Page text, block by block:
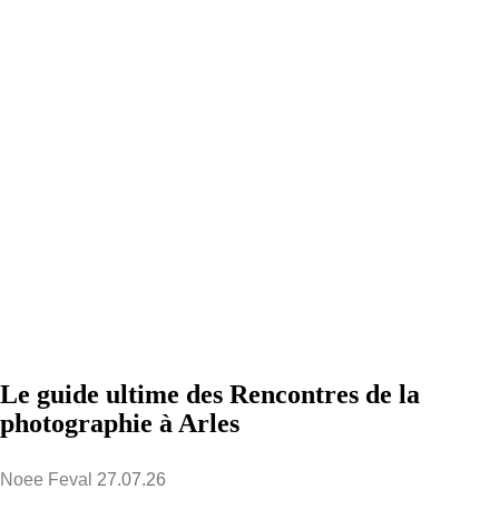
Le guide ultime des Rencontres de la
photographie à Arles
Noee Feval 27.07.26